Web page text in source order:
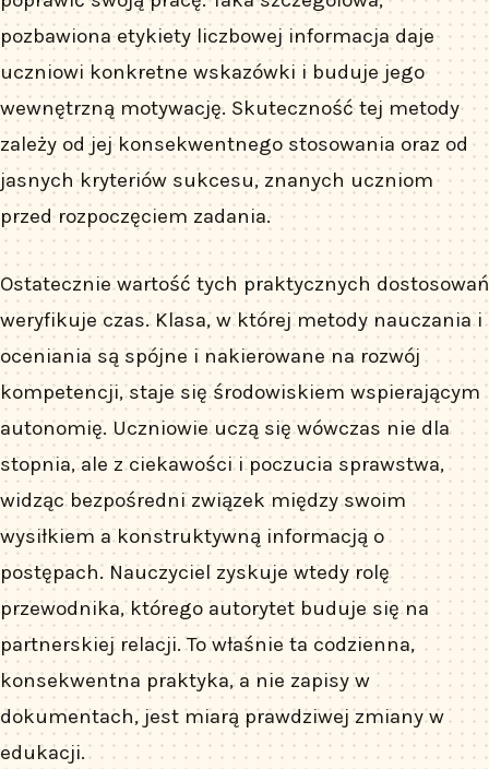
pozbawiona etykiety liczbowej informacja daje
uczniowi konkretne wskazówki i buduje jego
wewnętrzną motywację. Skuteczność tej metody
zależy od jej konsekwentnego stosowania oraz od
jasnych kryteriów sukcesu, znanych uczniom
przed rozpoczęciem zadania.
Ostatecznie wartość tych praktycznych dostosowań
weryfikuje czas. Klasa, w której metody nauczania i
oceniania są spójne i nakierowane na rozwój
kompetencji, staje się środowiskiem wspierającym
autonomię. Uczniowie uczą się wówczas nie dla
stopnia, ale z ciekawości i poczucia sprawstwa,
widząc bezpośredni związek między swoim
wysiłkiem a konstruktywną informacją o
postępach. Nauczyciel zyskuje wtedy rolę
przewodnika, którego autorytet buduje się na
partnerskiej relacji. To właśnie ta codzienna,
konsekwentna praktyka, a nie zapisy w
dokumentach, jest miarą prawdziwej zmiany w
edukacji.